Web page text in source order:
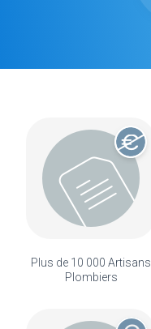
Plus de 10 000 Artisans
Plombiers